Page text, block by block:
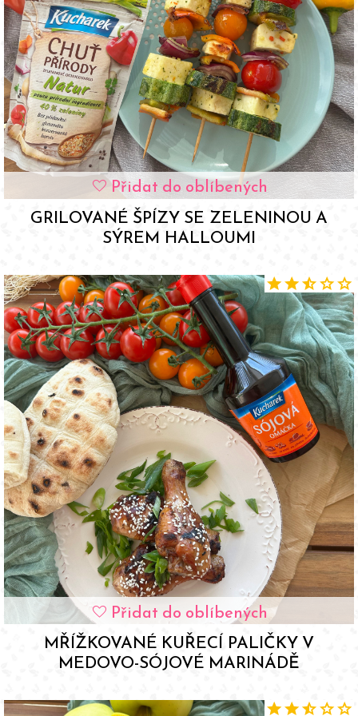
favorite Přidat do oblíbených
GRILOVANÉ ŠPÍZY SE ZELENINOU A
SÝREM HALLOUMI
starstarstar_halfstarstar
favorite Přidat do oblíbených
MŘÍŽKOVANÉ KUŘECÍ PALIČKY V
MEDOVO-SÓJOVÉ MARINÁDĚ
starstarstar_halfstarstar